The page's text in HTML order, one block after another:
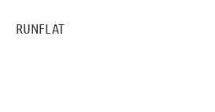
RUNFLAT